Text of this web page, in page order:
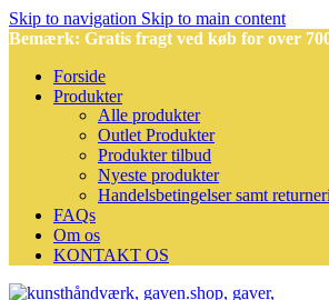
Skip to navigation Skip to main content
Bemærk: Gratis fragt ved køb for over
Forside
Produkter
Alle produkter
Outlet Produkter
Produkter tilbud
Nyeste produkter
Handelsbetingelser samt
FAQs
Om os
KONTAKT OS